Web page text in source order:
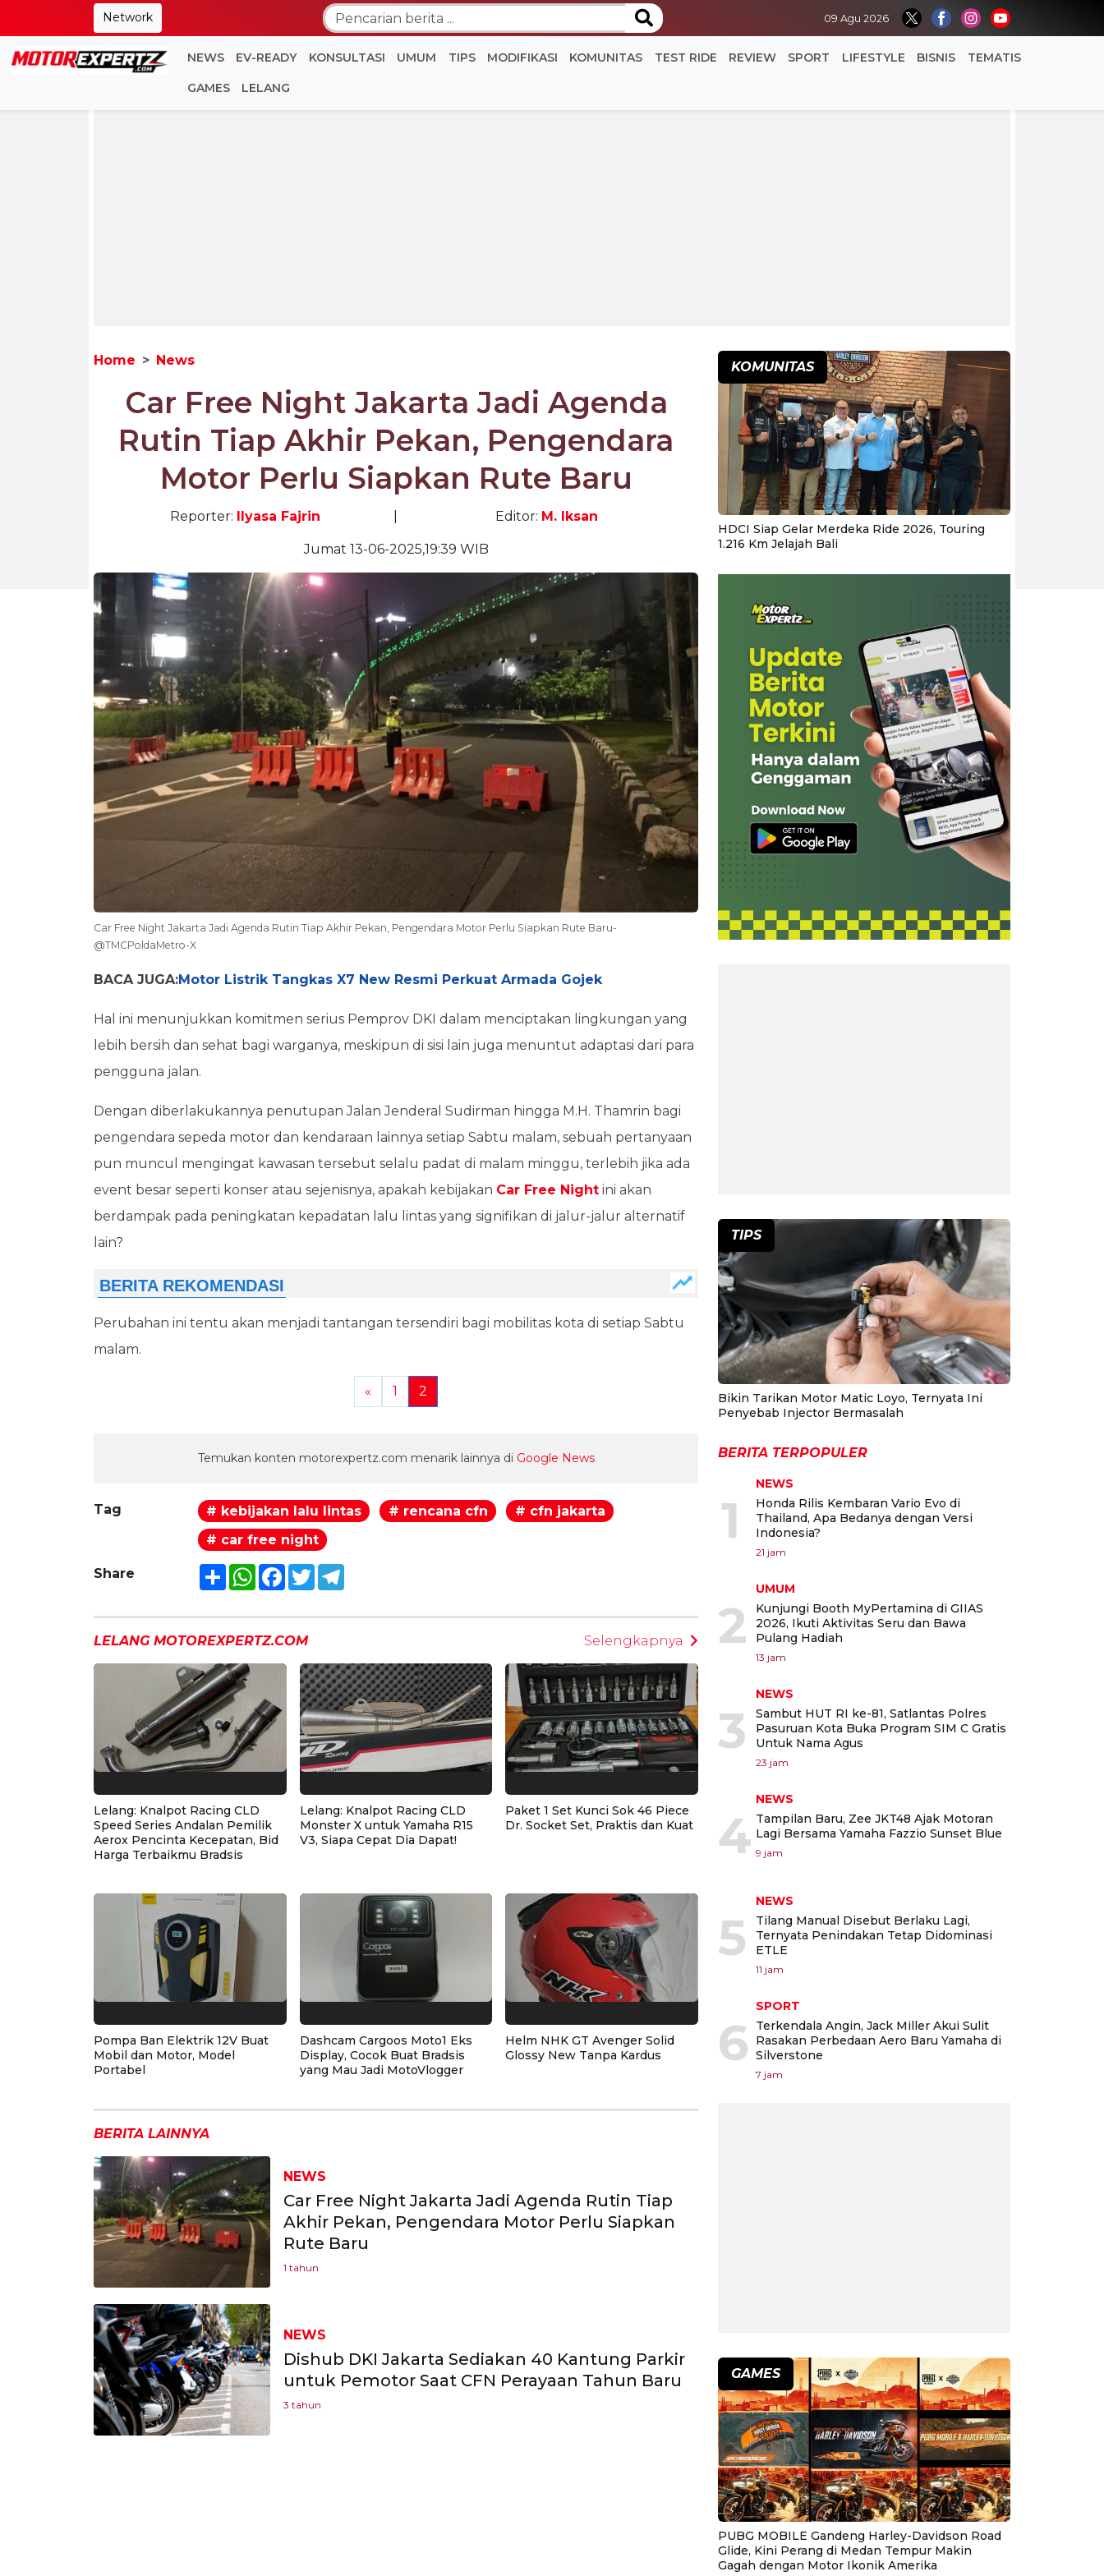
Network 09 Agu 2026
NEWS EV-READY KONSULTASI UMUM TIPS MODIFIKASI KOMUNITAS TEST RIDE REVIEW SPORT LIFESTYLE BISNIS TEMATIS
GAMES LELANG
Home News
Car Free Night Jakarta Jadi Agenda
Rutin Tiap Akhir Pekan, Pengendara
Motor Perlu Siapkan Rute Baru
Reporter: Ilyasa Fajrin Editor: M. Iksan
Jumat 13-06-2025,19:39 WIB
Car Free Night Jakarta Jadi Agenda Rutin Tiap Akhir Pekan, Pengendara Motor Perlu Siapkan Rute Baru-
@TMCPoldaMetro-X
BACA JUGA:Motor Listrik Tangkas X7 New Resmi Perkuat Armada Gojek
Hal ini menunjukkan komitmen serius Pemprov DKI dalam menciptakan lingkungan yang
lebih bersih dan sehat bagi warganya, meskipun di sisi lain juga menuntut adaptasi dari para
pengguna jalan.
Dengan diberlakukannya penutupan Jalan Jenderal Sudirman hingga M.H. Thamrin bagi
pengendara sepeda motor dan kendaraan lainnya setiap Sabtu malam, sebuah pertanyaan
pun muncul mengingat kawasan tersebut selalu padat di malam minggu, terlebih jika ada
event besar seperti konser atau sejenisnya, apakah kebijakan Car Free Night ini akan
berdampak pada peningkatan kepadatan lalu lintas yang signifikan di jalur-jalur alternatif
lain?
Perubahan ini tentu akan menjadi tantangan tersendiri bagi mobilitas kota di setiap Sabtu
malam.
« 1 2
Temukan konten motorexpertz.com menarik lainnya di Google News
Tag # kebijakan lalu lintas # rencana cfn
# cfn jakarta
# car free night
Share ShareWhatsApp
Facebook
TwitterTelegram
LELANG MOTOREXPERTZ.COM Selengkapnya
Lelang: Knalpot Racing CLD
Speed Series Andalan Pemilik
Aerox Pencinta Kecepatan, Bid
Harga Terbaikmu Bradsis
Lelang: Knalpot Racing CLD
Monster X untuk Yamaha R15
V3, Siapa Cepat Dia Dapat!
Paket 1 Set Kunci Sok 46 Piece
Dr. Socket Set, Praktis dan Kuat
Pompa Ban Elektrik 12V Buat
Mobil dan Motor, Model
Portabel
Dashcam Cargoos Moto1 Eks
Display, Cocok Buat Bradsis
yang Mau Jadi MotoVlogger
Helm NHK GT Avenger Solid
Glossy New Tanpa Kardus
BERITA LAINNYA
NEWS
Car Free Night Jakarta Jadi Agenda Rutin Tiap
Akhir Pekan, Pengendara Motor Perlu Siapkan
Rute Baru
1 tahun
NEWS
Dishub DKI Jakarta Sediakan 40 Kantung Parkir
untuk Pemotor Saat CFN Perayaan Tahun Baru
3 tahun
KOMUNITAS
HDCI Siap Gelar Merdeka Ride 2026, Touring
1.216 Km Jelajah Bali
TIPS
Bikin Tarikan Motor Matic Loyo, Ternyata Ini
Penyebab Injector Bermasalah
BERITA TERPOPULER
1
NEWS
Honda Rilis Kembaran Vario Evo di
Thailand, Apa Bedanya dengan Versi
Indonesia?
21 jam
2
UMUM
Kunjungi Booth MyPertamina di GIIAS
2026, Ikuti Aktivitas Seru dan Bawa
Pulang Hadiah
13 jam
3
NEWS
Sambut HUT RI ke-81, Satlantas Polres
Pasuruan Kota Buka Program SIM C Gratis
Untuk Nama Agus
23 jam
4
NEWS
Tampilan Baru, Zee JKT48 Ajak Motoran
Lagi Bersama Yamaha Fazzio Sunset Blue
9 jam
5
NEWS
Tilang Manual Disebut Berlaku Lagi,
Ternyata Penindakan Tetap Didominasi
ETLE
11 jam
6
SPORT
Terkendala Angin, Jack Miller Akui Sulit
Rasakan Perbedaan Aero Baru Yamaha di
Silverstone
7 jam
GAMES
PUBG MOBILE Gandeng Harley-Davidson Road
Glide, Kini Perang di Medan Tempur Makin
Gagah dengan Motor Ikonik Amerika